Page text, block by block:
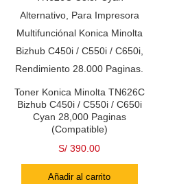
Toner Konica Minolta TN626C
Bizhub C450i / C550i / C650i
Cyan 28,000 Paginas
(Compatible)
S/ 390.00
Añadir al carrito